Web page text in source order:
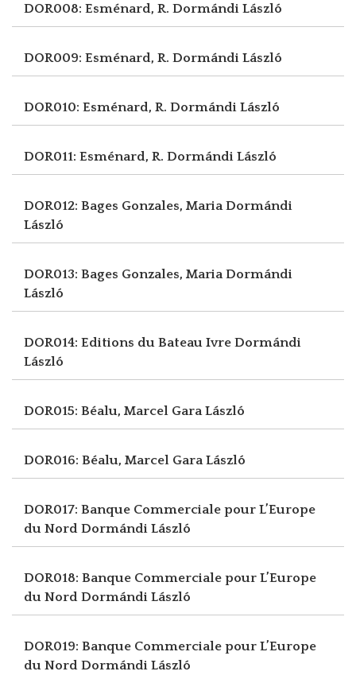
DOR008: Esménard, R. Dormándi László
DOR009: Esménard, R. Dormándi László
DOR010: Esménard, R. Dormándi László
DOR011: Esménard, R. Dormándi László
DOR012: Bages Gonzales, MariaDormándi
László
DOR013: Bages Gonzales, MariaDormándi
László
DOR014: Editions du Bateau Ivre Dormándi
László
DOR015: Béalu, Marcel Gara László
DOR016: Béalu, Marcel Gara László
DOR017: Banque Commerciale pour L’Europe
du Nord Dormándi László
DOR018: Banque Commerciale pour L’Europe
du Nord Dormándi László
DOR019: Banque Commerciale pour L’Europe
du Nord Dormándi László